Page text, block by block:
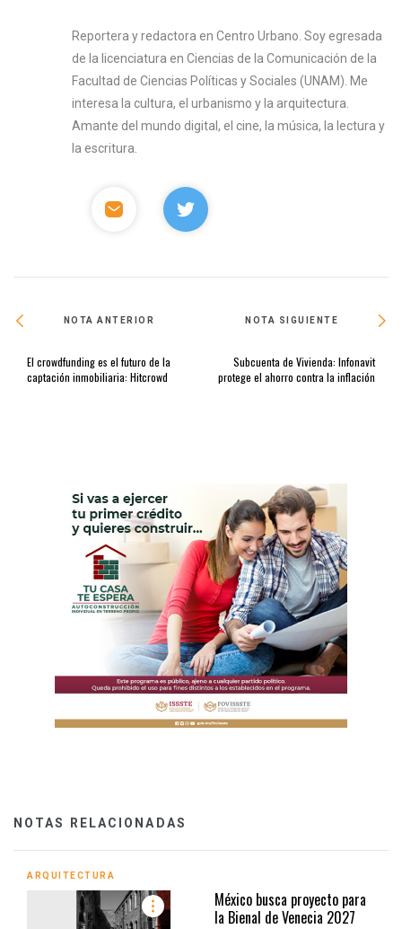
Reportera y redactora en Centro Urbano. Soy egresada
de la licenciatura en Ciencias de la Comunicación de la
Facultad de Ciencias Políticas y Sociales (UNAM). Me
interesa la cultura, el urbanismo y la arquitectura.
Amante del mundo digital, el cine, la música, la lectura y
la escritura.
NOTA ANTERIOR
El crowdfunding es el futuro de la
captación inmobiliaria: Hitcrowd
NOTA SIGUIENTE
Subcuenta de Vivienda: Infonavit
protege el ahorro contra la inflación
NOTAS RELACIONADAS
ARQUITECTURA
México busca proyecto para
la Bienal de Venecia 2027